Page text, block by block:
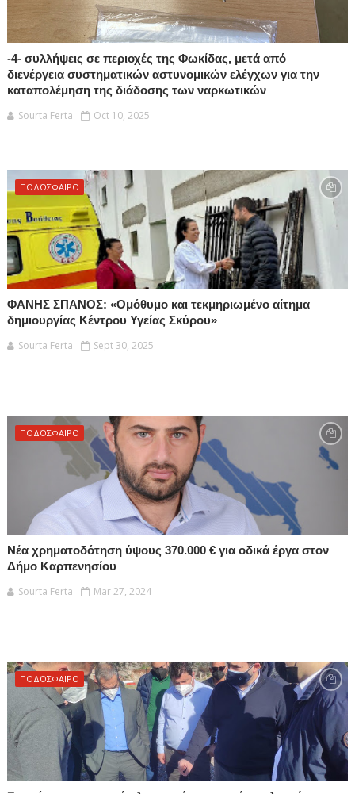
-4- συλλήψεις σε περιοχές της Φωκίδας, μετά από
διενέργεια συστηματικών αστυνομικών ελέγχων για την
καταπολέμηση της διάδοσης των ναρκωτικών
Sourta Ferta
Oct 10, 2025
ΠΟΔΌΣΦΑΙΡΟ
ΦΑΝΗΣ ΣΠΑΝΟΣ: «Ομόθυμο και τεκμηριωμένο αίτημα
δημιουργίας Κέντρου Υγείας Σκύρου»
Sourta Ferta
Sept 30, 2025
ΠΟΔΌΣΦΑΙΡΟ
Νέα χρηματοδότηση ύψους 370.000 € για οδικά έργα στον
Δήμο Καρπενησίου
Sourta Ferta
Mar 27, 2024
ΠΟΔΌΣΦΑΙΡΟ